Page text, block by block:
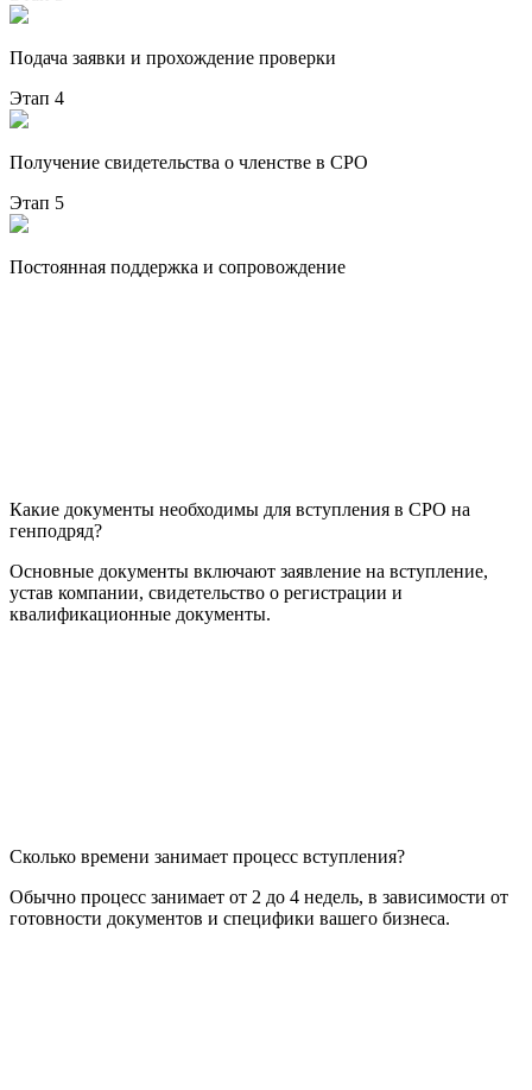
Подача заявки и прохождение проверки
Этап 4
Получение свидетельства о членстве в СРО
Этап 5
Постоянная поддержка и сопровождение
Какие документы необходимы для вступления в СРО на
генподряд?
Основные документы включают заявление на вступление,
устав компании, свидетельство о регистрации и
квалификационные документы.
Сколько времени занимает процесс вступления?
Обычно процесс занимает от 2 до 4 недель, в зависимости от
готовности документов и специфики вашего бизнеса.